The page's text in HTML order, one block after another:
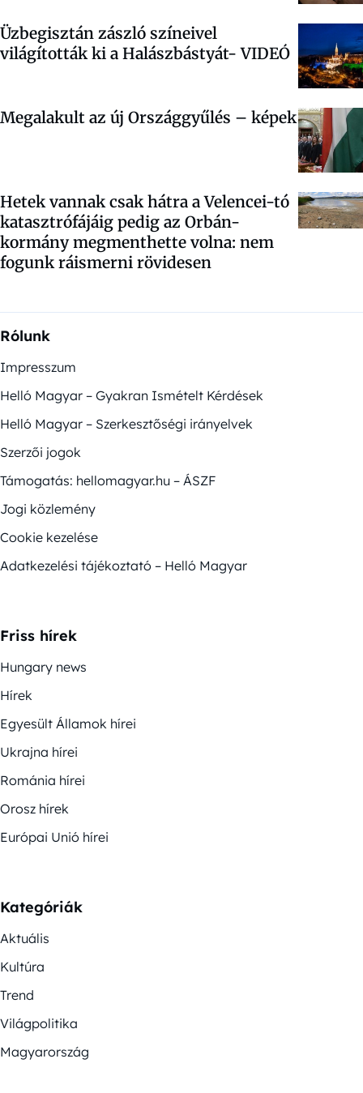
Üzbegisztán zászló színeivel
világították ki a Halászbástyát- VIDEÓ
Megalakult az új Országgyűlés – képek
Hetek vannak csak hátra a Velencei-tó
katasztrófájáig pedig az Orbán-
kormány megmenthette volna: nem
fogunk ráismerni rövidesen
Rólunk
Impresszum
Helló Magyar – Gyakran Ismételt Kérdések
Helló Magyar – Szerkesztőségi irányelvek
Szerzői jogok
Támogatás: hellomagyar.hu – ÁSZF
Jogi közlemény
Cookie kezelése
Adatkezelési tájékoztató – Helló Magyar
Friss hírek
Hungary news
Hírek
Egyesült Államok hírei
Ukrajna hírei
Románia hírei
Orosz hírek
Európai Unió hírei
Kategóriák
Aktuális
Kultúra
Trend
Világpolitika
Magyarország